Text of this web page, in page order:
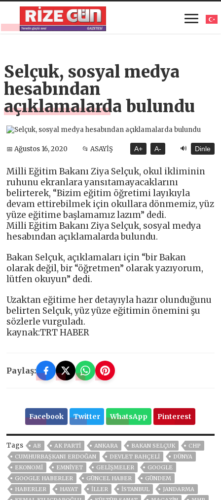
Selçuk, sosyal medya
hesabından
açıklamalarda bulundu
📅 Ağustos 16, 2020 📂 ASAYİŞ A+ A- 🔊 Dinle
Milli Eğitim Bakanı Ziya Selçuk, okul ikliminin
ruhunu ekranlara yansıtamayacaklarını
belirterek, “Bizim eğitim öğretimi layıkıyla
devam ettirebilmek için okullara dönmemiz, yüz
yüze eğitime başlamamız lazım” dedi.
Milli Eğitim Bakanı Ziya Selçuk, sosyal medya
hesabından açıklamalarda bulundu.
Bakan Selçuk, açıklamaları için “bir Bakan
olarak değil, bir “öğretmen” olarak yazıyorum,
lütfen okuyun” dedi.
Uzaktan eğitime her detayıyla hazır olunduğunu
belirten Selçuk, yüz yüze eğitimin önemini şu
sözlerle vurguladı.
kaynak:TRT HABER
Paylaş:
Facebook Twitter WhatsApp Pinterest
Tags AB AK PARTİ ANKARA BAKAN SELÇUK
CHP
CUMHURBAŞKANI ERDOĞAN
DEVLET BAHÇELİ
DÜNYA
EKONOMİ
EMNİYET GELIŞMELER
GOOGLE
GOOGLE HABERLER
GÜNCEL HABER
GÜNDEM
HABERLER
HAYAT İLLER ISTANBUL
JANDARMA